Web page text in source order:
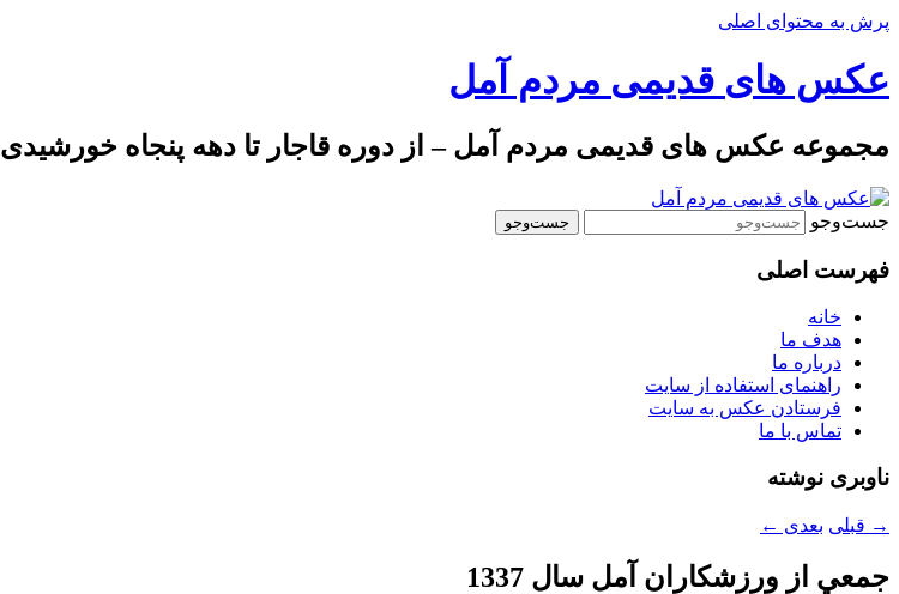
پرش به محتوای اصلی
عکس های قدیمی مردم آمل
مجموعه عکس های قدیمی مردم آمل – از دوره قاجار تا دهه پنجاه خورشیدی
جست‌وجو
فهرست اصلی
خانه
هدف ما
درباره ما
راهنمای استفاده از سایت
فرستادن عکس به سایت
تماس با ما
ناوبری نوشته
→ قبلی بعدی ←
جمعي از ورزشکاران آمل سال 1337